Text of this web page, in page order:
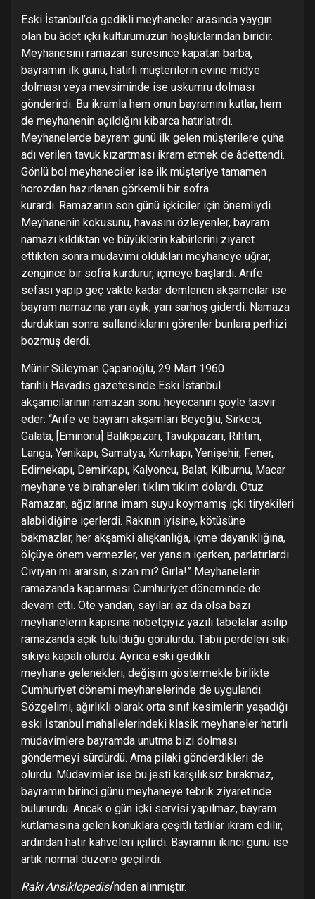
Eski İstanbul’da gedikli meyhaneler arasında yaygın
olan bu âdet içki kültürümüzün hoşluklarından biridir.
Meyhanesini ramazan süresince kapatan barba,
bayramın ilk günü, hatırlı müşterilerin evine midye
dolması veya mevsiminde ise uskumru dolması
gönderirdi. Bu ikramla hem onun bayramını kutlar, hem
de meyhanenin açıldığını kibarca hatırlatırdı.
Meyhanelerde bayram günü ilk gelen müşterilere çuha
adı verilen tavuk kızartması ikram etmek de âdettendi.
Gönlü bol meyhaneciler ise ilk müşteriye tamamen
horozdan hazırlanan görkemli bir sofra
kurardı. Ramazanın son günü içkiciler için önemliydi.
Meyhanenin kokusunu, havasını özleyenler, bayram
namazı kıldıktan ve büyüklerin kabirlerini ziyaret
ettikten sonra müdavimi oldukları meyhaneye uğrar,
zengince bir sofra kurdurur, içmeye başlardı. Arife
sefası yapıp geç vakte kadar demlenen akşamcılar ise
bayram namazına yarı ayık, yarı sarhoş giderdi. Namaza
durduktan sonra sallandıklarını görenler bunlara perhizi
bozmuş derdi.
Münir Süleyman Çapanoğlu, 29 Mart 1960
tarihli Havadis gazetesinde Eski İstanbul
akşamcılarının ramazan sonu heyecanını şöyle tasvir
eder: “Arife ve bayram akşamları Beyoğlu, Sirkeci,
Galata, [Eminönü] Balıkpazarı, Tavukpazarı, Rıhtım,
Langa, Yenikapı, Samatya, Kumkapı, Yenişehir, Fener,
Edirnekapı, Demirkapı, Kalyoncu, Balat, Kılburnu, Macar
meyhane ve birahaneleri tıklım tıklım dolardı. Otuz
Ramazan, ağızlarına imam suyu koymamış içki tiryakileri
alabildiğine içerlerdi. Rakının iyisine, kötüsüne
bakmazlar, her akşamki alışkanlığa, içme dayanıklığına,
ölçüye önem vermezler, ver yansın içerken, parlatırlardı.
Cıvıyan mı ararsın, sızan mı? Gırla!” Meyhanelerin
ramazanda kapanması Cumhuriyet döneminde de
devam etti. Öte yandan, sayıları az da olsa bazı
meyhanelerin kapısına nöbetçiyiz yazılı tabelalar asılıp
ramazanda açık tutulduğu görülürdü. Tabii perdeleri sıkı
sıkıya kapalı olurdu. Ayrıca eski gedikli
meyhane gelenekleri, değişim göstermekle birlikte
Cumhuriyet dönemi meyhanelerinde de uygulandı.
Sözgelimi, ağırlıklı olarak orta sınıf kesimlerin yaşadığı
eski İstanbul mahallelerindeki klasik meyhaneler hatırlı
müdavimlere bayramda unutma bizi dolması
göndermeyi sürdürdü. Ama pilaki gönderdikleri de
olurdu. Müdavimler ise bu jesti karşılıksız bırakmaz,
bayramın birinci günü meyhaneye tebrik ziyaretinde
bulunurdu. Ancak o gün içki servisi yapılmaz, bayram
kutlamasına gelen konuklara çeşitli tatlılar ikram edilir,
ardından hatır kahveleri içilirdi. Bayramın ikinci günü ise
artık normal düzene geçilirdi.
Rakı Ansiklopedisi‘nden alınmıştır.